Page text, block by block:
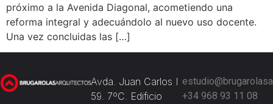
próximo a la Avenida Diagonal, acometiendo una
reforma integral y adecuándolo al nuevo uso docente.
Una vez concluidas las […]
Avda. Juan Carlos I
59. 7ºC. Edificio
+34 968 93 11 08